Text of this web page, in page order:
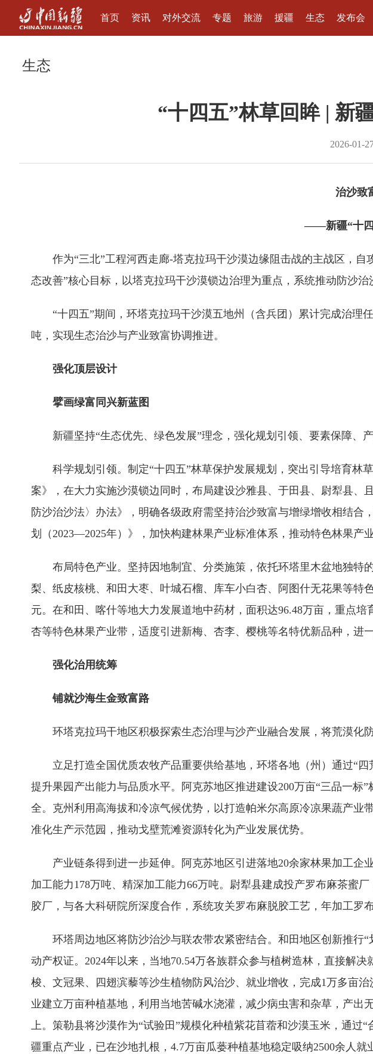
首页 资讯 对外交流 专题 旅游 援疆 生态 发布会
生态
“十四五”林草回眸 | 新
2026-01-
治沙致
——新疆“十四
作为“三北”工程河西走廊-塔克拉玛干沙漠边缘阻击战的主战区，
态改善”核心目标，以塔克拉玛干沙漠锁边治理为重点，系统推动防沙治
“十四五”期间，环塔克拉玛干沙漠五地州（含兵团）累计完成治理
吨，实现生态治沙与产业致富协调推进。
强化顶层设计
擘画绿富同兴新蓝图
新疆坚持“生态优先、绿色发展”理念，强化规划引领、要素保障、
科学规划引领。制定“十四五”林草保护发展规划，突出引导培育
案》，在大力实施沙漠锁边同时，布局建设沙雅县、于田县、尉犁县
防沙治沙法〉办法》，明确各级政府需坚持治沙致富与增绿增收相结
划（2023—2025年）》，加快构建林果产业标准体系，推动特色林果产
布局特色产业。坚持因地制宜、分类施策，依托环塔里木盆地独
梨、纸皮核桃、和田大枣、叶城石榴、库车小白杏、阿图什无花果等
元。在和田、喀什等地大力发展道地中药材，面积达96.48万亩，重点
杏等特色林果产业带，适度引进新梅、杏李、樱桃等名特优新品种，进
强化治用统筹
铺就沙海生金致富路
环塔克拉玛干地区积极探索生态治理与沙产业融合发展，将荒漠化
立足打造全国优质农牧产品重要供给基地，环塔各地（州）通过“
提升果园产出能力与品质水平。阿克苏地区推进建设200万亩“三品一
全。克州利用高海拔和冷凉气候优势，以打造帕米尔高原冷凉果蔬产
准化生产示范园，推动戈壁荒滩资源转化为产业发展优势。
产业链条得到进一步延伸。阿克苏地区引进落地20余家林果加工
加工能力178万吨、精深加工能力66万吨。尉犁县建成投产罗布麻茶蜜
胶厂，与各大科研院所深度合作，系统攻关罗布麻脱胶工艺，年加工罗
环塔周边地区将防沙治沙与联农带农紧密结合。和田地区创新推行
动产权证。2024年以来，当地70.54万各族群众参与植树造林，直接解
梭、文冠果、四翅滨藜等沙生植物防风治沙、就业增收，完成1万多亩
业建立万亩种植基地，利用当地苦碱水浇灌，减少病虫害和杂草，产出
上‌。策勒县将沙漠作为“试验田”规模化种植紫花苜蓿和沙漠玉米，通过
疆重点产业，已在沙地扎根，4.7万亩瓜蒌种植基地稳定吸纳2500余人就